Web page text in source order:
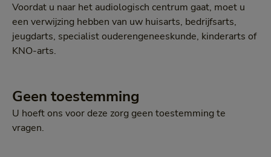
Voordat u naar het audiologisch centrum gaat, moet u
een verwijzing hebben van uw huisarts, bedrijfsarts,
jeugdarts, specialist ouderengeneeskunde, kinderarts of
KNO-arts.
Geen toestemming
U hoeft ons voor deze zorg geen toestemming te
vragen.